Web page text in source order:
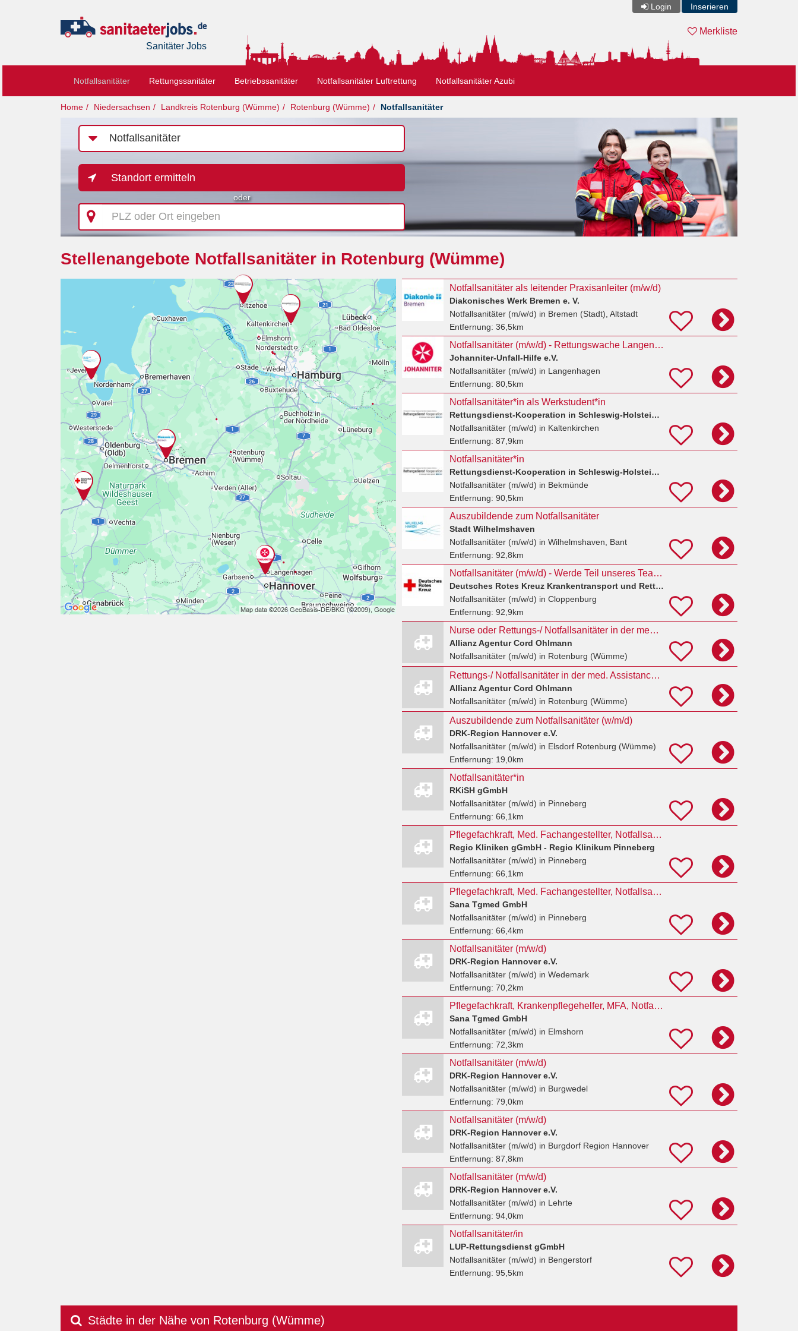
Login Inserieren
Sanitäter Jobs
Merkliste
Notfallsanitäter Rettungssanitäter Betriebssanitäter Notfallsanitäter Luftrettung Notfallsanitäter Azubi
Home Niedersachsen Landkreis Rotenburg (Wümme) Rotenburg (Wümme) Notfallsanitäter
Job-
Kategorie
Standort ermitteln
oder
PLZ
oder
Ort
Stellenangebote Notfallsanitäter in Rotenburg (Wümme)
Notfallsanitäter als leitender Praxisanleiter (m/w/d)
Diakonisches Werk Bremen e. V.
Notfallsanitäter (m/w/d) in Bremen (Stadt), Altstadt
Entfernung: 36,5km
Notfallsanitäter (m/w/d) - Rettungswache Langenhagen
Johanniter-Unfall-Hilfe e.V.
Notfallsanitäter (m/w/d) in Langenhagen
Entfernung: 80,5km
Notfallsanitäter*in als Werkstudent*in
Rettungsdienst-Kooperation in Schleswig-Holstein (RKISH) gGmbH
Notfallsanitäter (m/w/d) in Kaltenkirchen
Entfernung: 87,9km
Notfallsanitäter*in
Rettungsdienst-Kooperation in Schleswig-Holstein (RKISH) gGmbH
Notfallsanitäter (m/w/d) in Bekmünde
Entfernung: 90,5km
Auszubildende zum Notfallsanitäter
Stadt Wilhelmshaven
Notfallsanitäter (m/w/d) in Wilhelmshaven, Bant
Entfernung: 92,8km
Notfallsanitäter (m/w/d) - Werde Teil unseres Teams im DRK Kreisverband Cloppenburg
Deutsches Rotes Kreuz Krankentransport und Rettungsdienst gGmbH
Notfallsanitäter (m/w/d) in Cloppenburg
Entfernung: 92,9km
Nurse oder Rettungs-/ Notfallsanitäter in der med. Assistance (m/w/d) - Teilzeit 20 h
Allianz Agentur Cord Ohlmann
Notfallsanitäter (m/w/d) in Rotenburg (Wümme)
Rettungs-/ Notfallsanitäter in der med. Assistance (m/w/d) - Teilzeit 20 h
Allianz Agentur Cord Ohlmann
Notfallsanitäter (m/w/d) in Rotenburg (Wümme)
Auszubildende zum Notfallsanitäter (w/m/d)
DRK-Region Hannover e.V.
Notfallsanitäter (m/w/d) in Elsdorf Rotenburg (Wümme)
Entfernung: 19,0km
Notfallsanitäter*in
RKiSH gGmbH
Notfallsanitäter (m/w/d) in Pinneberg
Entfernung: 66,1km
Pflegefachkraft, Med. Fachangestellter, Notfallsanitäter (m/w/d) Notfallambulanz Pinneberg
Regio Kliniken gGmbH - Regio Klinikum Pinneberg
Notfallsanitäter (m/w/d) in Pinneberg
Entfernung: 66,1km
Pflegefachkraft, Med. Fachangestellter, Notfallsanitäter (m/w/d) Notfallambulanz Pinneberg
Sana Tgmed GmbH
Notfallsanitäter (m/w/d) in Pinneberg
Entfernung: 66,4km
Notfallsanitäter (m/w/d)
DRK-Region Hannover e.V.
Notfallsanitäter (m/w/d) in Wedemark
Entfernung: 70,2km
Pflegefachkraft, Krankenpflegehelfer, MFA, Notfallsanitäter (m/w/d) Notfallambulanz Pflege Elmshorn
Sana Tgmed GmbH
Notfallsanitäter (m/w/d) in Elmshorn
Entfernung: 72,3km
Notfallsanitäter (m/w/d)
DRK-Region Hannover e.V.
Notfallsanitäter (m/w/d) in Burgwedel
Entfernung: 79,0km
Notfallsanitäter (m/w/d)
DRK-Region Hannover e.V.
Notfallsanitäter (m/w/d) in Burgdorf Region Hannover
Entfernung: 87,8km
Notfallsanitäter (m/w/d)
DRK-Region Hannover e.V.
Notfallsanitäter (m/w/d) in Lehrte
Entfernung: 94,0km
Notfallsanitäter/in
LUP-Rettungsdienst gGmbH
Notfallsanitäter (m/w/d) in Bengerstorf
Entfernung: 95,5km
Städte in der Nähe von Rotenburg (Wümme)